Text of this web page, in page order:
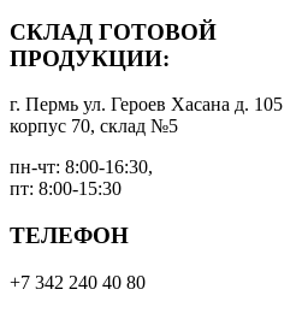
СКЛАД ГОТОВОЙ
ПРОДУКЦИИ:
г. Пермь ул. Героев Хасана д. 105
корпус 70, склад №5
пн-чт: 8:00-16:30,
пт: 8:00-15:30
ТЕЛЕФОН
+7 342 240 40 80